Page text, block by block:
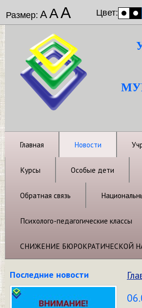
Размер: ААА Цвет:
Главная Новости
Курсы Особые дети
Обратная связь
Психолого-педагогические классы
СНИЖЕНИЕ БЮРОКРАТИЧЕСКОЙ
Последние новости